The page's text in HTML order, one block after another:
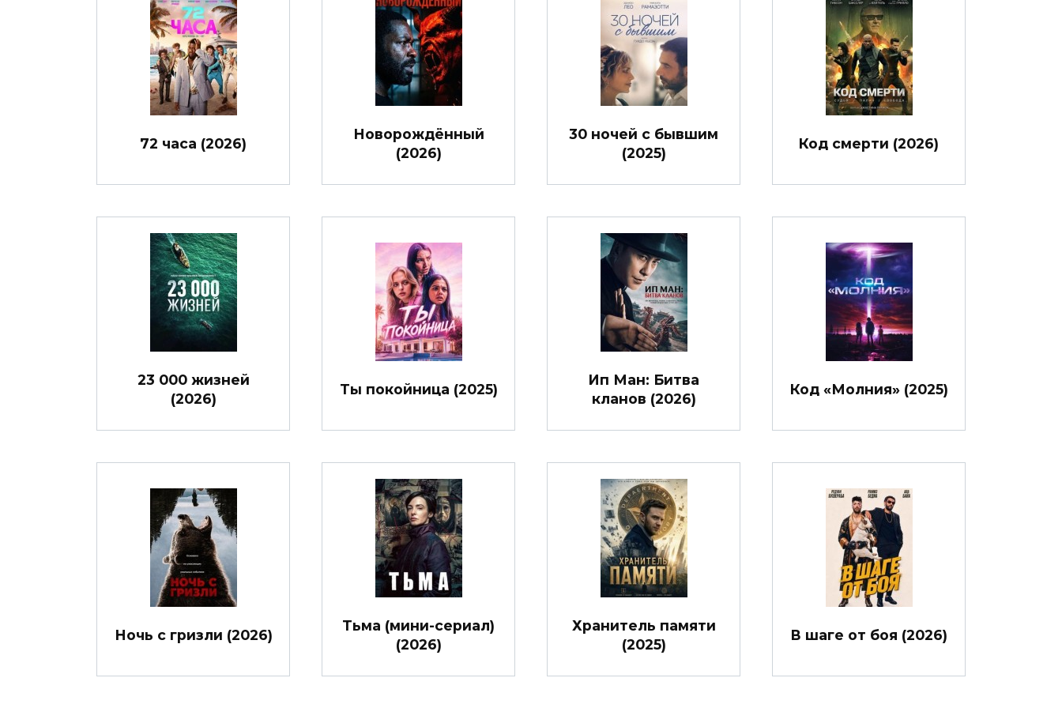
72 часа (2026)
Новорождённый
(2026)
30 ночей с бывшим
(2025)
Код смерти (2026)
23 000 жизней
(2026)
Ты покойница (2025)
Ип Ман: Битва
кланов (2026)
Код «Молния» (2025)
Ночь с гризли (2026)
Тьма (мини-сериал)
(2026)
Хранитель памяти
(2025)
В шаге от боя (2026)